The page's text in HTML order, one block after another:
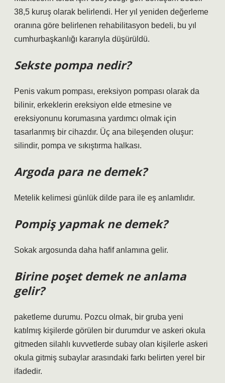
38,5 kuruş olarak belirlendi. Her yıl yeniden değerleme
oranına göre belirlenen rehabilitasyon bedeli, bu yıl
cumhurbaşkanlığı kararıyla düşürüldü.
Sekste pompa nedir?
Penis vakum pompası, ereksiyon pompası olarak da
bilinir, erkeklerin ereksiyon elde etmesine ve
ereksiyonunu korumasına yardımcı olmak için
tasarlanmış bir cihazdır. Üç ana bileşenden oluşur:
silindir, pompa ve sıkıştırma halkası.
Argoda para ne demek?
Metelik kelimesi günlük dilde para ile eş anlamlıdır.
Pompiş yapmak ne demek?
Sokak argosunda daha hafif anlamına gelir.
Birine poşet demek ne anlama
gelir?
paketleme durumu. Pozcu olmak, bir gruba yeni
katılmış kişilerde görülen bir durumdur ve askeri okula
gitmeden silahlı kuvvetlerde subay olan kişilerle askeri
okula gitmiş subaylar arasındaki farkı belirten yerel bir
ifadedir.